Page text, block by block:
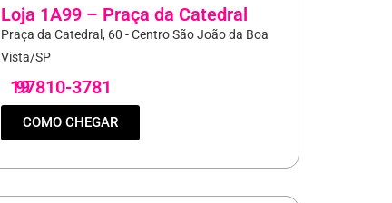
Loja 1A99 – Praça da Catedral
Praça da Catedral, 60 - Centro São João da Boa
Vista/SP
19
97810-3781
COMO CHEGAR